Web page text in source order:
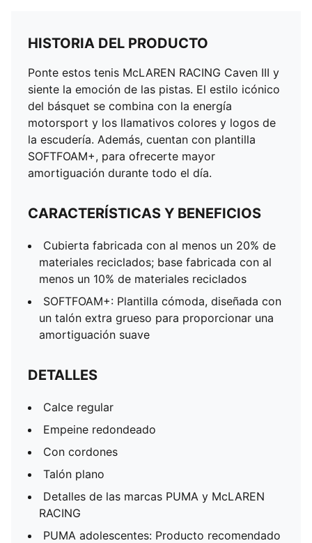
HISTORIA DEL PRODUCTO
Ponte estos tenis McLAREN RACING Caven III y
siente la emoción de las pistas. El estilo icónico
del básquet se combina con la energía
motorsport y los llamativos colores y logos de
la escudería. Además, cuentan con plantilla
SOFTFOAM+, para ofrecerte mayor
amortiguación durante todo el día.
CARACTERÍSTICAS Y BENEFICIOS
Cubierta fabricada con al menos un 20% de
materiales reciclados; base fabricada con al
menos un 10% de materiales reciclados
SOFTFOAM+: Plantilla cómoda, diseñada con
un talón extra grueso para proporcionar una
amortiguación suave
DETALLES
Calce regular
Empeine redondeado
Con cordones
Talón plano
Detalles de las marcas PUMA y McLAREN
RACING
PUMA adolescentes: Producto recomendado